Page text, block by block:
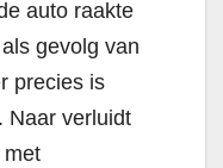
auto raakte
gevolg van
precies is
Naar verluidt
met